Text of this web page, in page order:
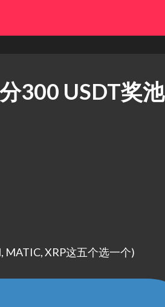
300 USDT奖池
MATIC, XRP这五个选一个)